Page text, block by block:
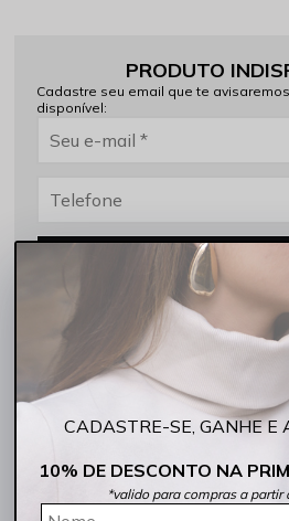
PRODUTO
Cadastre seu email que te
disponível:
AVISE-ME
10% OFF na Primeira Compra
Frete grátis acima de
5% de desconto
CADASTRE-SE, GANHE E
10% DE DESCONTO NA
*valido para compras a partir